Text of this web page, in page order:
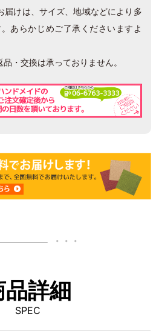
届けは、サイズ、地域などにより多
あらかじめご了承くださいますよ
・交換は承っておりません。
品詳細
SPEC